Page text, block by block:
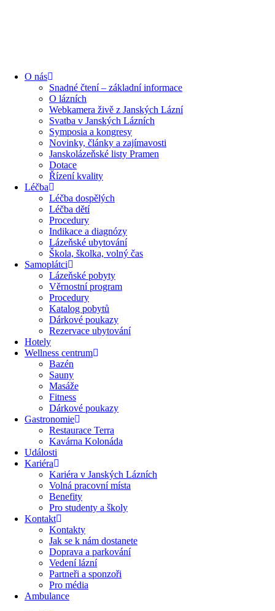
O nás
Snadné čtení – základní informace
O lázních
Webkamera živě z Janských Lázní
Svatba v Janských Lázních
Symposia a kongresy
Novinky, články a zajímavosti
Janskolázeňské listy Pramen
Dotace
Řízení kvality
Léčba
Léčba dospělých
Léčba dětí
Procedury
Indikace a diagnózy
Lázeňské ubytování
Škola, školka, volný čas
Samoplátci
Lázeňské pobyty
Věrnostní program
Procedury
Katalog pobytů
Dárkové poukazy​
Rezervace ubytování
Hotely
Wellness centrum
Bazén
Sauny
Masáže
Fitness
Dárkové poukazy​
Gastronomie
Restaurace Terra
Kavárna Kolonáda
Události
Kariéra
Kariéra v Janských Lázních
Volná pracovní místa
Benefity
Pro studenty a školy
Kontakt
Kontakty
Jak se k nám dostanete
Doprava a parkování
Vedení lázní
Partneři a sponzoři
Pro média
Ambulance